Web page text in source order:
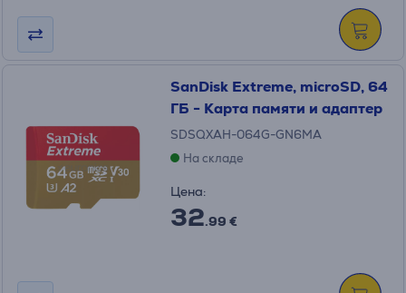
SanDisk Extreme, microSD, 64
ГБ - Карта памяти и адаптер
SDSQXAH-064G-GN6MA
На складе
Цена:
32.99 €